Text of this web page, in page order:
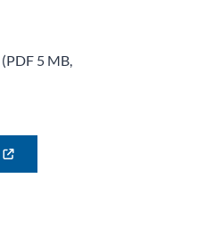
(PDF 5 MB,